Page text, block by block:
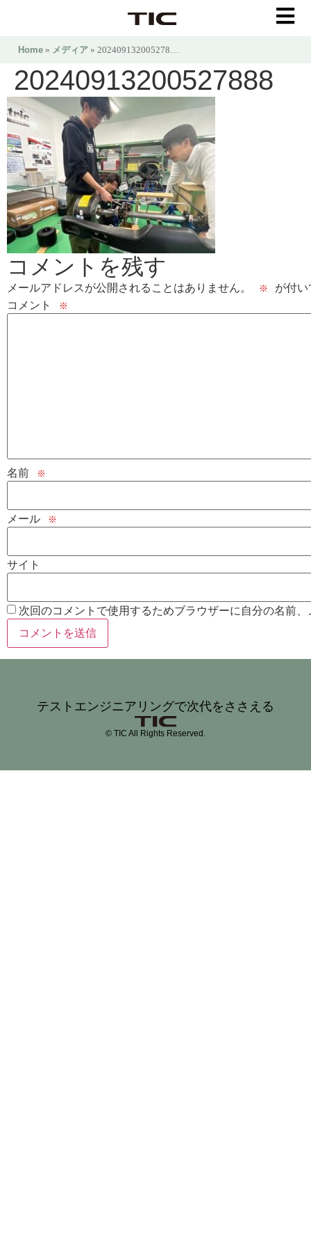
Home » メディア » 202409132005278…
20240913200527888
コメントを残す
メールアドレスが公開されることはありません。 ※
が付
コメント
※
名前 ※
メール ※
サイト
次回のコメントで使用するためブラウザーに自分の名前
テストエンジニアリングで次代をささえる
© TIC All Rights Reserved.